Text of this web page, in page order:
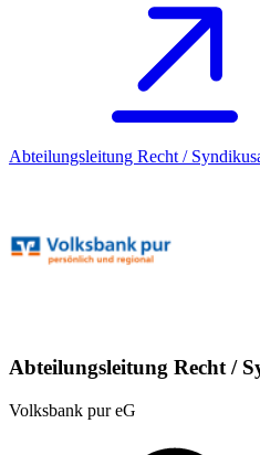
Abteilungsleitung Recht /
Abteilungsleitung Recht /
Volksbank pur eG